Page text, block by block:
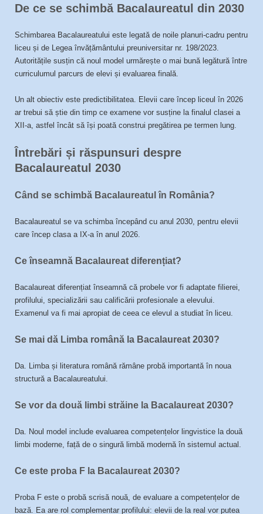
De ce se schimbă Bacalaureatul din 2030
Schimbarea Bacalaureatului este legată de noile planuri-cadru pentru
liceu și de Legea învățământului preuniversitar nr. 198/2023.
Autoritățile susțin că noul model urmărește o mai bună legătură între
curriculumul parcurs de elevi și evaluarea finală.
Un alt obiectiv este predictibilitatea. Elevii care încep liceul în 2026
ar trebui să știe din timp ce examene vor susține la finalul clasei a
XII-a, astfel încât să își poată construi pregătirea pe termen lung.
Întrebări și răspunsuri despre
Bacalaureatul 2030
Când se schimbă Bacalaureatul în România?
Bacalaureatul se va schimba începând cu anul 2030, pentru elevii
care încep clasa a IX-a în anul 2026.
Ce înseamnă Bacalaureat diferențiat?
Bacalaureat diferențiat înseamnă că probele vor fi adaptate filierei,
profilului, specializării sau calificării profesionale a elevului.
Examenul va fi mai apropiat de ceea ce elevul a studiat în liceu.
Se mai dă Limba română la Bacalaureat 2030?
Da. Limba și literatura română rămâne probă importantă în noua
structură a Bacalaureatului.
Se vor da două limbi străine la Bacalaureat 2030?
Da. Noul model include evaluarea competențelor lingvistice la două
limbi moderne, față de o singură limbă modernă în sistemul actual.
Ce este proba F la Bacalaureat 2030?
Proba F este o probă scrisă nouă, de evaluare a competențelor de
bază. Ea are rol complementar profilului: elevii de la real vor putea